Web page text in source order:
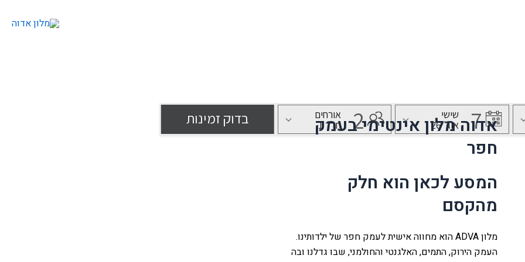
אדוה מלון אינטימי בעמק
חפר
המסע לכאן הוא חלק
מהקסם
מלון ADVA הוא מחווה אישית לעמק חפר של ילדותינו.
העמק הירוק, התמים, האלגנטי והחולמני, שבו גדלנו ובה
צור קשר